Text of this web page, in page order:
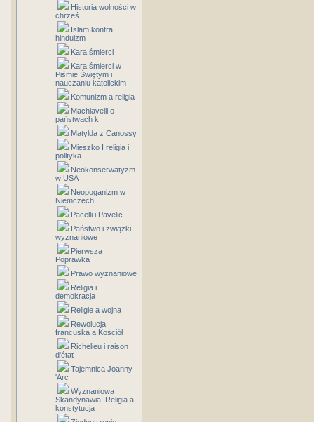
Historia wolności w
chrześ.
Islam kontra
hinduizm
Kara śmierci
Kara śmierci w
Piśmie Świętym i
nauczaniu katolickim
Komunizm a religia
Machiavelli o
państwach k
Matylda z Canossy
Mieszko I religia i
polityka
Neokonserwatyzm
w USA
Neopoganizm w
Niemczech
Pacelli i Pavelic
Państwo i związki
wyznaniowe
Pierwsza
Poprawka
Prawo wyznaniowe
Religia i
demokracja
Religie a wojna
Rewolucja
francuska a Kościół
Richelieu i raison
d'état
Tajemnica Joanny
'Arc
Wyznaniowa
Skandynawia: Religia a
konstytucja